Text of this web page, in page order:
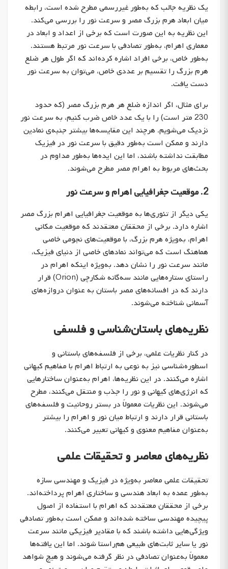
یک نظریه جالب که به‌طور غیررسمی مطرح شده است، رابطه
میان ابعاد هرم بزرگ مصر و سرعت نور را بررسی می‌کند.
این نظریه به این صورت است که برخی از اعداد و ابعاد در
معماری اهرام، به‌طور تصادفی با سرعت نور مرتبط هستند.
به‌طور خاص، برخی افراد اشاره کرده‌اند که اگر طول هر ضلع
هرم بزرگ را تقسیم بر عددی خاص، می‌توان به سرعت نور
دست یافت.
برای مثال، اگر اندازه ضلع هر هرم بزرگ مصر (که حدود
230 متر است) را با یک عدد خاص ضرب کنیم، به سرعت نور
نزدیک می‌شویم. هرچند این مقایسه‌ها بیشتر جنبه‌ی نمادین
دارند و ممکن است به‌طور دقیق با سرعت نور در فیزیک
مطابقت نداشته باشند، اما این ایده‌ها به‌طور مداوم در
بحث‌های مربوط به اهرام مصر مطرح می‌شوند.
2. موقعیت جغرافیایی اهرام و سرعت نور
یکی دیگر از تئوری‌ها به موقعیت جغرافیایی اهرام بزرگ مصر
اشاره دارد. برخی از محققان معتقدند که موقعیت مکانی
اهرام، به‌ویژه هرم بزرگ، با موقعیت‌های نجومی خاصی
هماهنگ است که می‌تواند نمادهای خاصی از دنیای فیزیک،
مانند سرعت نور را نشان دهد. به‌ویژه اینکه اهرام در
راستای ستاره‌هایی مانند سه‌گانه شکارچی (Orion) قرار
دارند که در افسانه‌های مصر باستان به عنوان دروازه‌های
آسمانی شناخته می‌شوند.
نظریه‌های باستان‌شناسی و فلسفی
در کنار نظریات علمی، برخی از فلسفه‌های باستانی و
اسطوره‌شناسی نیز به نوعی به ارتباط اهرام با مفاهیم کیهانی
اشاره می‌کنند. در این نظریه‌ها، اهرام به‌عنوان ساختارهایی
که انرژی‌های کیهانی و نور را جذب و منتقل می‌کنند، مطرح
می‌شوند. این نظریات معمولاً در بستر روحانیت و فلسفه‌های
باستانی قرار دارند و ارتباط میان نور و اهرام را بیشتر
به‌عنوان مفاهیم معنوی و کیهانی تعبیر می‌کنند.
نظریه‌های معاصر و تحقیقات علمی
تحقیقات علمی معاصر به‌ویژه در فیزیک و مهندسی سازه
به‌طور عمده به ابعاد هندسی و ساختاری اهرام پرداخته‌اند.
برخی از محققان معتقدند که اهرام با استفاده از اصول
پیچیده مهندسی ساخته شده‌اند و ممکن است به‌طور تصادفی
ویژگی‌هایی داشته باشند که با مقادیر فیزیکی مانند سرعت
نور یا سایر ثابت‌های طبیعی هم‌راستا شوند. اما این یافته‌ها
معمولاً به‌عنوان تصادفی در نظر گرفته می‌شوند و هیچ شواهد